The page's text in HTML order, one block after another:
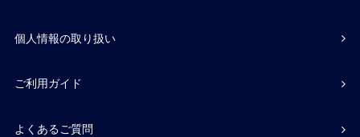
個人情報の取り扱い
ご利用ガイド
よくあるご質問